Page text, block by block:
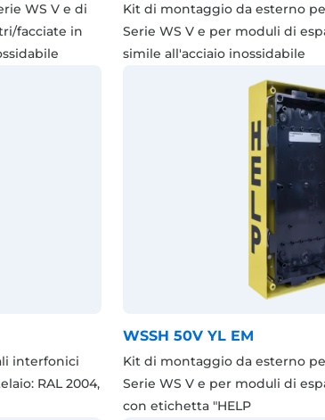
WS V e di
facciate in
Kit di montaggio da esterno
Serie WS V e per moduli di
simile all'acciaio inossidabile
interfonici
RAL 2004,
WSSH 50V YL EM
Kit di montaggio da esterno
Serie WS V e per moduli di
con etichetta "HELP